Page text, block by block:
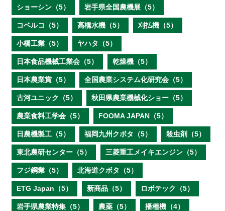
ショーシン（5） 岩手県全国農機展（5）
コベルコ（5） 髙橋水機（5） 刈払機（5）
小橋工業（5） ヤハタ（5）
日本食品機械工業会（5） 乾燥機（5）
日本農業賞（5） 全国農業システム化研究会（5）
古河ユニック（5） 秋田県農業機械化ショー（5）
農業食料工学会（5） FOOMA JAPAN（5）
日農機製工（5） 福岡九州クボタ（5） 殺虫剤（5）
東北農研センター（5） 三菱重工メイキエンジン（5）
フジ鋼業（5） 北海道クボタ（5）
ETG Japan（5） 新商品（5） ロボテック（5）
岩手県農業特集（5） 農薬（5） 播種機（4）